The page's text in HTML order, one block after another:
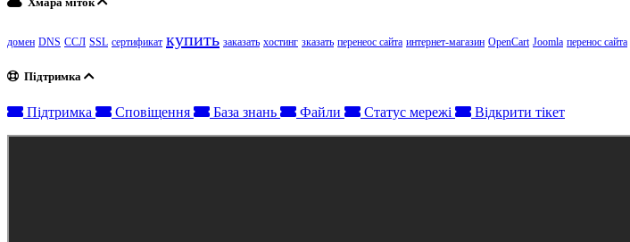
домен DNS ССЛ SSL сертификат купить заказать хостинг зказать перенеос сайта интернет-магазин OpenCart Joomla перенос сайта
Підтримка
Підтримка Сповіщення База знань Файли Статус мережі Відкрити тікет